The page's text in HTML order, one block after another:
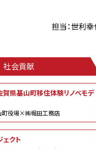
担当：世利
社会貢献
賀県基山町移住体験リノベモデ
役場×㈱堀田工務店
クト